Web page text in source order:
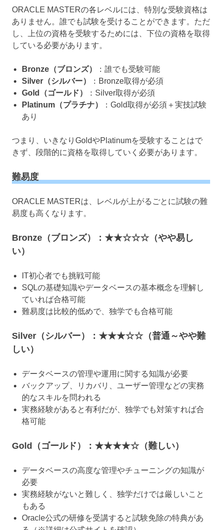
ORACLE MASTERの各レベルには、特別な受験資格は
ありません。誰でも試験を受けることができます。ただ
し、上位の資格を受験するためには、下位の資格を取得
している必要があります。
Bronze（ブロンズ）
：誰でも受験可能
Silver（シルバー）
：Bronze取得が必須
Gold（ゴールド）
：Silver取得が必須
Platinum（プラチナ）
：Gold取得が必須＋実技試験
あり
つまり、いきなりGoldやPlatinumを受験することはで
きず、段階的に資格を取得していく必要があります。
難易度
ORACLE MASTERは、レベルが上がるごとに試験の難
易度も高くなります。
Bronze（ブロンズ）：★★☆☆☆（やや易し
い）
IT初心者でも挑戦可能
SQLの基礎知識やデータベースの基本概念を理解し
ていれば合格可能
難易度は比較的低めで、独学でも合格可能
Silver（シルバー）：★★★☆☆（普通～やや難
しい）
データベースの管理や運用に関する知識が必要
バックアップ、リカバリ、ユーザー管理などの実務
的なスキルを問われる
実務経験があると有利だが、独学でも対策すれば合
格可能
Gold（ゴールド）：★★★★☆（難しい）
データベースの高度な管理やチューニングの知識が
必要
実務経験がないと難しく、独学だけでは厳しいこと
もある
Oracle公式の研修を受講すると試験免除の特典があ